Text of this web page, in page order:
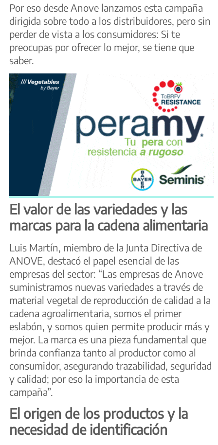
Por eso desde Anove lanzamos esta campaña
dirigida sobre todo a los distribuidores, pero sin
perder de vista a los consumidores: Si te
preocupas por ofrecer lo mejor, se tiene que
saber.
El valor de las variedades y las
marcas para la cadena alimentaria
Luis Martín, miembro de la Junta Directiva de
ANOVE, destacó el papel esencial de las
empresas del sector: “Las empresas de Anove
suministramos nuevas variedades a través de
material vegetal de reproducción de calidad a la
cadena agroalimentaria, somos el primer
eslabón, y somos quien permite producir más y
mejor. La marca es una pieza fundamental que
brinda confianza tanto al productor como al
consumidor, asegurando trazabilidad, seguridad
y calidad; por eso la importancia de esta
campaña”.
El origen de los productos y la
necesidad de identificación